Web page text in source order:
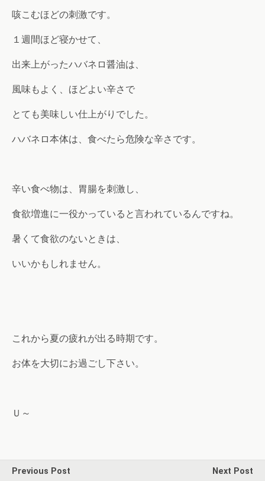
咳こむほどの刺激です。
１週間ほど寝かせて、
出来上がったハバネロ醤油は、
風味もよく、ほどよい辛さで
とても美味しい仕上がりでした。
ハバネロ本体は、食べたら危険な辛さです。
辛い食べ物は、胃腸を刺激し、
食欲増進に一役かっていると言われているんですね。
暑くて食欲のないときは、
いいかもしれません。
これから夏の疲れが出る時期です。
お体を大切にお過ごし下さい。
Ｕ～
Previous Post Next Post